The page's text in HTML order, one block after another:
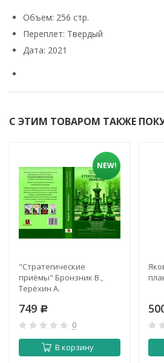
Объем: 256 стр.
Переплет: Твердый
Дата: 2021
С ЭТИМ ТОВАРОМ ТАКЖЕ
NEW!
"Стратегические
приёмы" Бронзник В.,
Терёхин А.
749 Р
0
В корзину